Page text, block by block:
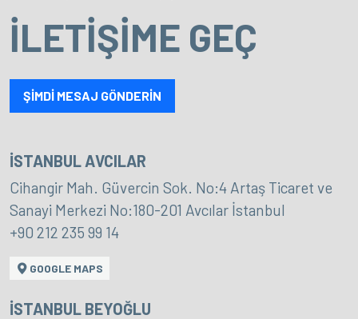
İLETİŞİME GEÇ
ŞİMDİ MESAJ GÖNDERİN
İSTANBUL AVCILAR
Cihangir Mah. Güvercin Sok. No:4 Artaş Ticaret ve
Sanayi Merkezi No:180-201 Avcılar İstanbul
+90 212 235 99 14
GOOGLE MAPS
İSTANBUL BEYOĞLU